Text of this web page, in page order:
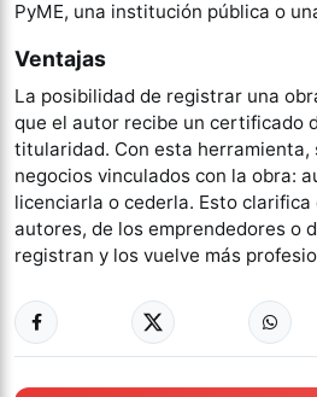
PyME, una institución pública o
Ventajas
La posibilidad de registrar una
que el autor recibe un certificado
titularidad. Con esta herramienta,
negocios vinculados con la obra:
licenciarla o cederla. Esto
autores, de los emprendedores o
registran y los vuelve más